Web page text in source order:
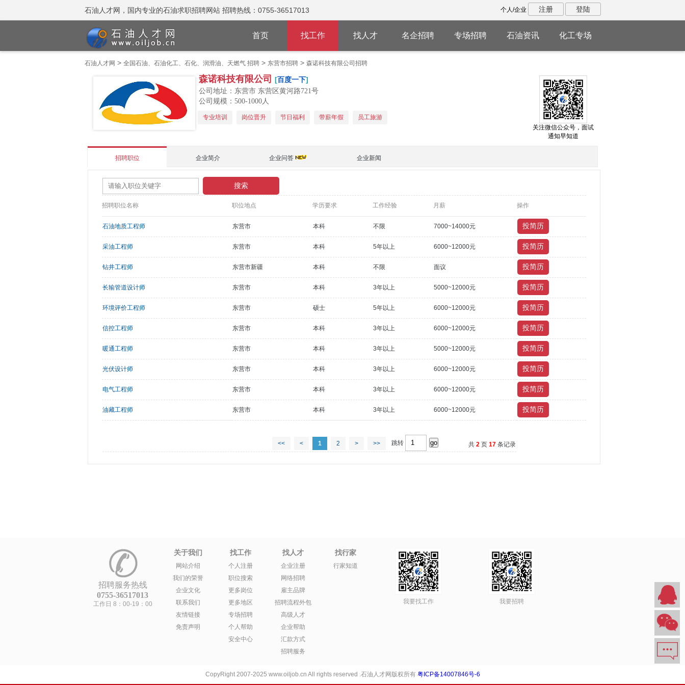
石油人才网，国内专业的石油求职招聘网站 招聘热线：0755-36517013 个人/企业 注册 登陆
首页 找工作 找人才 名企招聘 专场招聘 石油资讯 化工专场
石油人才网 > 全国石油、石油化工、石化、润滑油、天燃气 招聘> 东营市招聘> 森诺科技有限公司招聘
森诺科技有限公司 [百度一下]
公司地址：东营市 东营区黄河路721号
公司规模：500-1000人
专业培训 岗位晋升 节日福利 带薪年假
员工旅游
关注微信公众号，面试
通知早知道
招聘职位 企业简介 企业问答 企业新闻
招聘职位名称 职位地点 学历要求 工作经验 月薪 操作
石油地质工程师 东营市 本科 不限 7000~14000元
采油工程师 东营市 本科 5年以上 6000~12000元
钻井工程师 东营市新疆 本科 不限 面议
长输管道设计师 东营市 本科 3年以上 5000~12000元
环境评价工程师 东营市 硕士 5年以上 6000~12000元
信控工程师 东营市 本科 3年以上 6000~12000元
暖通工程师 东营市 本科 3年以上 5000~12000元
光伏设计师 东营市 本科 3年以上 6000~12000元
电气工程师 东营市 本科 3年以上 6000~12000元
油藏工程师 东营市 本科 3年以上 6000~12000元
<< < 1 2 > >> 跳转 共 2 页 17 条记录
招聘服务热线
0755-36517013
工作日 8：00-19：00
关于我们
网站介绍
我们的荣誉
企业文化
联系我们
友情链接
免责声明
找工作
个人注册
职位搜索
更多岗位
更多地区
专场招聘
个人帮助
安全中心
找人才
企业注册
网络招聘
雇主品牌
招聘流程外包
高级人才
企业帮助
汇款方式
招聘服务
找行家
行家知道
我要找工作 我要招聘
CopyRight 2007-2025 www.oiljob.cn All rights reserved .石油人才网版权所有 粤ICP备14007846号-6